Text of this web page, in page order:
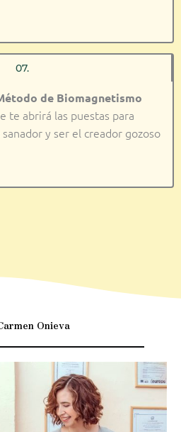
07.
de Biomagnetismo
te abrirá las puestas para
y ser el creador gozoso
Onieva